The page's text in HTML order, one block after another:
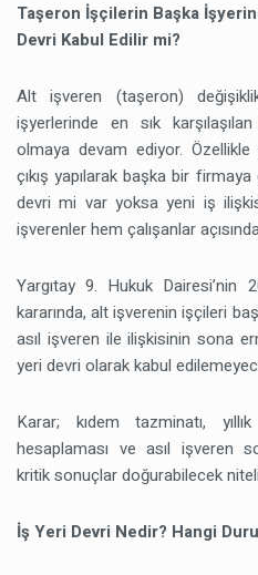
Taşeron İşçilerin Başka
Devri Kabul Edilir mi?
Alt işveren (taşeron)
işyerlerinde en sık
olmaya devam ediyor. Özellikle
çıkış yapılarak başka bir
devri mi var yoksa yeni iş
işverenler hem çalışanlar
Yargıtay 9. Hukuk Dairesi’nin
kararında, alt işverenin işçileri
asıl işveren ile ilişkisinin sona
yeri devri olarak kabul
Karar; kıdem tazminatı,
hesaplaması ve asıl işveren
kritik sonuçlar doğurabilecek
İş Yeri Devri Nedir? Hangi